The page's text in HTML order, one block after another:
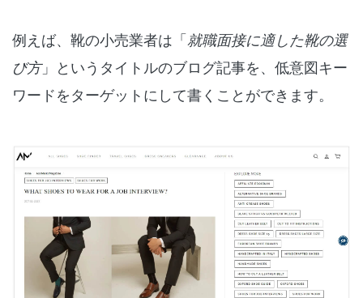
例えば、靴の小売業者は「就職面接に適した靴の選
び方」というタイトルのブログ記事を、低意図キー
ワードをターゲットにして書くことができます。